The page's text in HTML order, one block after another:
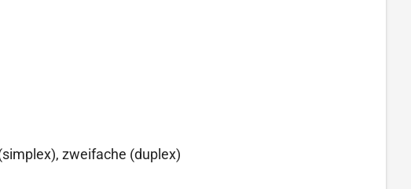
zweifache (duplex)